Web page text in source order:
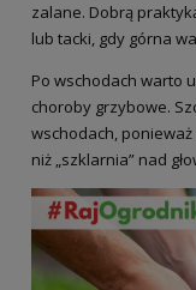
zalane. Dobrą
lub tacki, gdy górna
Po wschodach warto
choroby grzybowe.
wschodach,
niż „szklarnia” nad